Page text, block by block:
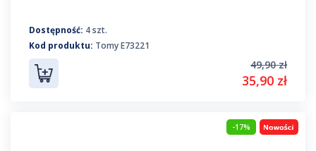
Dostępność: 4 szt.
Kod produktu: Tomy E73221
49,90 zł
35,90 zł
-17%